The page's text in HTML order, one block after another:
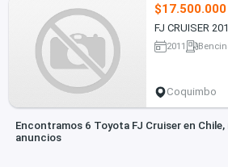
$17.500.000
FJ CRUISER
2011
Coquimbo
Encontramos 6 Toyota FJ Cruiser en
anuncios